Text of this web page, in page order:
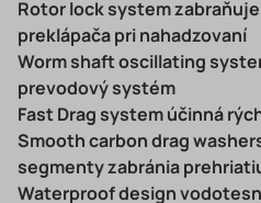
Rotor lock system
preklápača pri nahadzovaní
Worm shaft oscillating
prevodový systém
Fast Drag system účinná
Smooth carbon drag
segmenty zabránia
Waterproof design